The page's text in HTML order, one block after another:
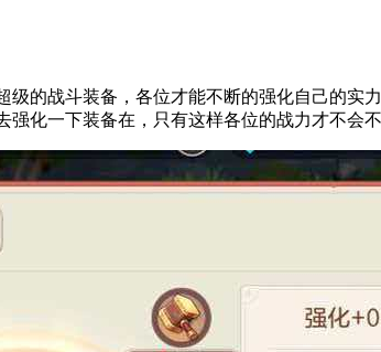
的战斗装备，各位才能不断的强化自己的实
化一下装备在，只有这样各位的战力才不会